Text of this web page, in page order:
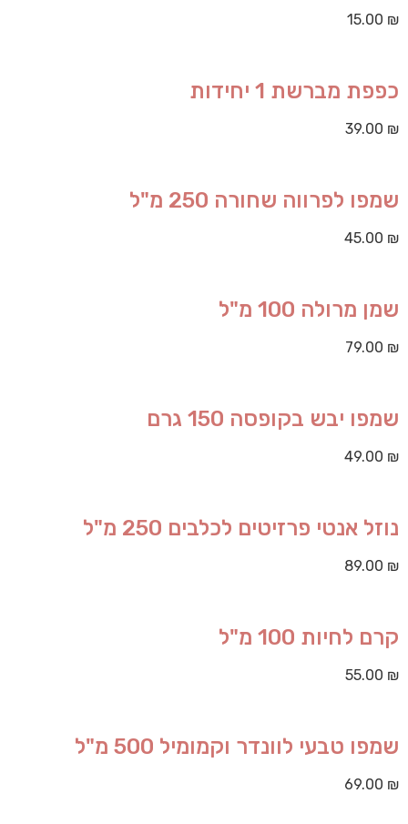
15.00 ₪
כפפת מברשת 1 יחידות
39.00 ₪
שמפו לפרווה שחורה 250 מ"ל
45.00 ₪
שמן מרולה 100 מ"ל
79.00 ₪
שמפו יבש בקופסה 150 גרם
49.00 ₪
נוזל אנטי פרזיטים לכלבים 250 מ"ל
89.00 ₪
קרם לחיות 100 מ"ל
55.00 ₪
שמפו טבעי לוונדר וקמומיל 500 מ"ל
69.00 ₪